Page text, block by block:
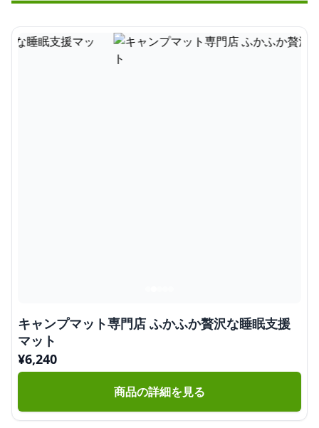
キャンプマット専門店 ふかふか贅沢な睡眠支援
マット
¥6,240
商品の詳細を見る